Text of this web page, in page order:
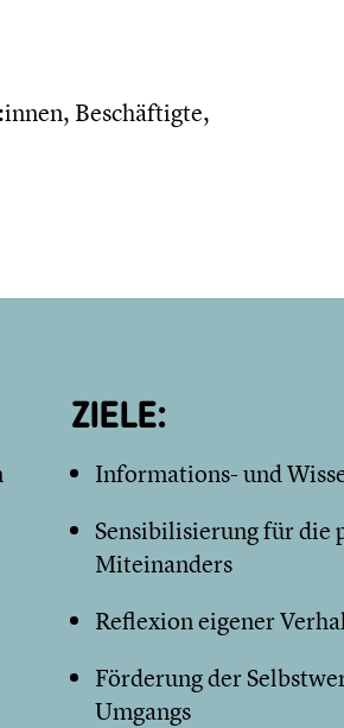
Beschäftigte,
ZIELE:
Informations- und
Sensibilisierung für die
Miteinanders
Reflexion eigener
Förderung der
Umgangs